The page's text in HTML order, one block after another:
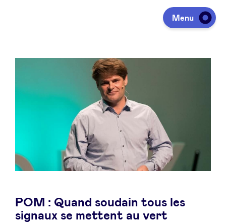
Menu
Investir
Lever des fonds
Portfolio
Agenda
À propos
POM : Quand soudain tous les
signaux se mettent au vert